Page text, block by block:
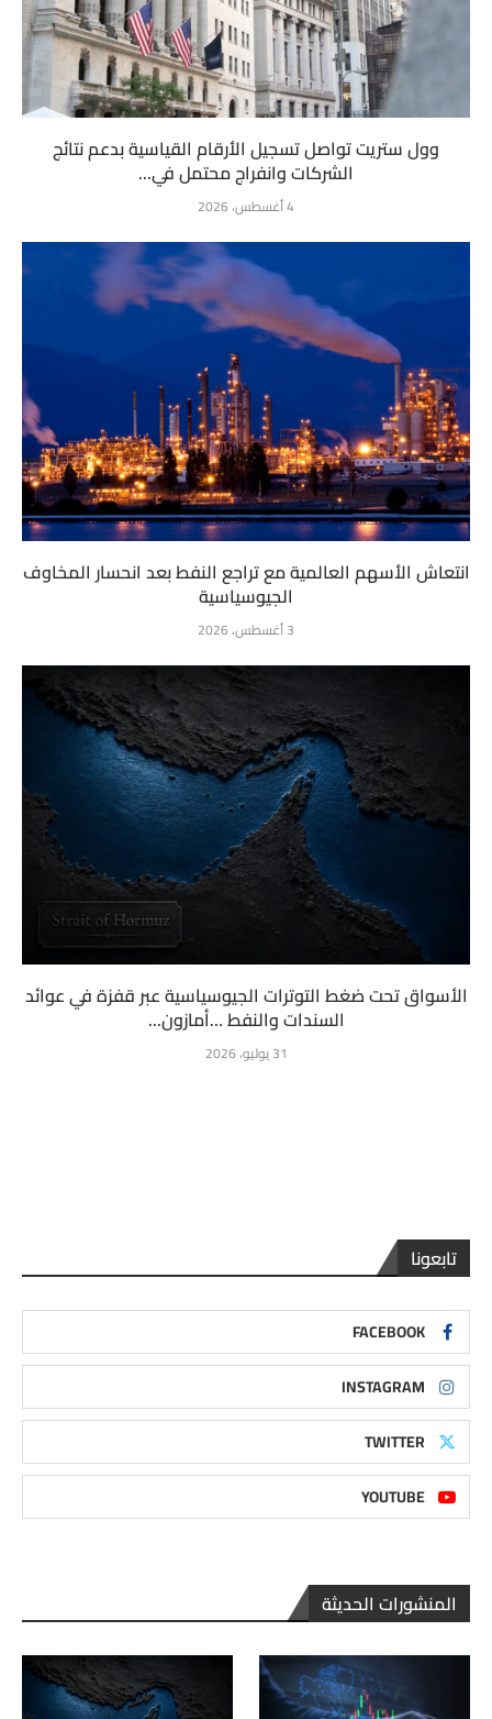
وول ستريت تواصل تسجيل الأرقام القياسية بدعم نتائج
الشركات وانفراج محتمل في...
4 أغسطس، 2026
انتعاش الأسهم العالمية مع تراجع النفط بعد انحسار المخاوف
الجيوسياسية
3 أغسطس، 2026
الأسواق تحت ضغط التوترات الجيوسياسية عبر قفزة في عوائد
السندات والنفط …أمازون...
31 يوليو، 2026
تابعونا
FACEBOOK
INSTAGRAM
TWITTER
YOUTUBE
المنشورات الحديثة